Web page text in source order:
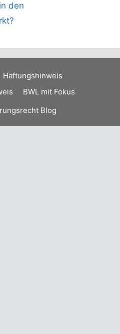
den
Haftungshinweis
BWL mit Fokus
Blog